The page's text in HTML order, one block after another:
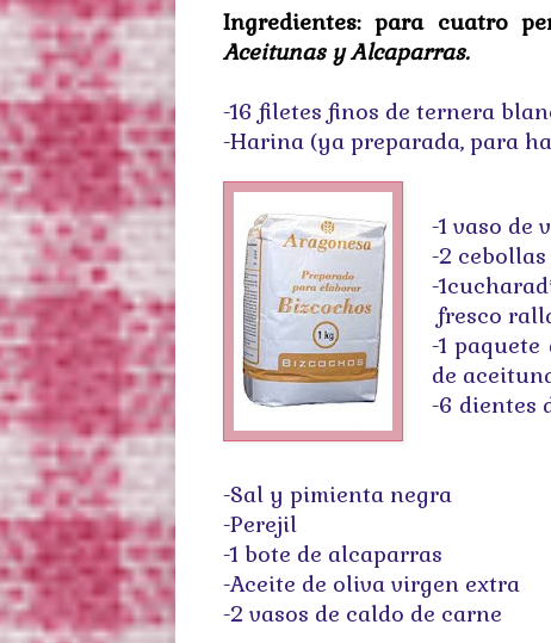
Ingredientes: para cuatro
Aceitunas y Alcaparras.
-16 filetes finos de ternera
-Harina (ya preparada, para
-1 vaso de
-2
-
fresco
-1
de
-6 dientes
-Sal y pimienta negra
-Perejil
-1 bote de alcaparras
-Aceite de oliva virgen extra
-2 vasos de caldo de carne